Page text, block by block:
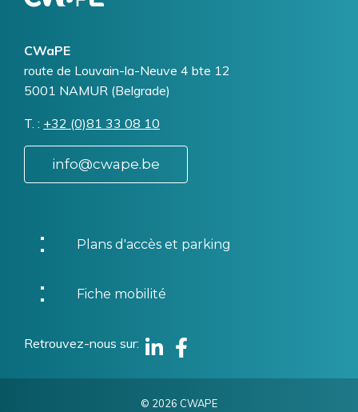
CWaPE
Addresse
route de Louvain-la-Neuve 4 bte 12
5001 NAMUR (Belgrade)
T. Téléphone
+32 (0)81 33 08 10
info@cwape.be
Plans d'accès et parking
Fiche mobilité
Retrouvez-nous sur
Linkedin
Facebook
© 2026 CWAPE